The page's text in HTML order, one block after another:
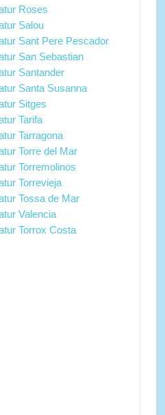
Roses
Salou
Sant Pere Pescador
San Sebastian
Santander
Santa Susanna
Sitges
Tarifa
Tarragona
Torre del Mar
Torremolinos
Torrevieja
Tossa de Mar
Valencia
Torrox Costa